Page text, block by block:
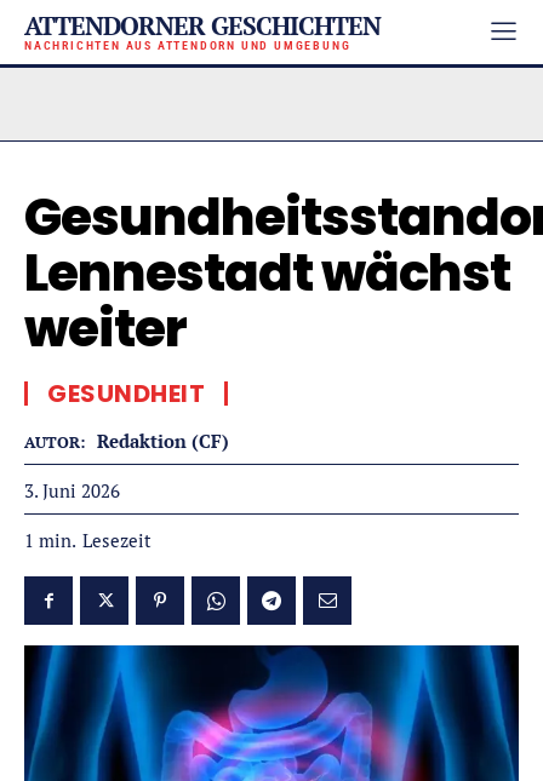
ATTENDORNER GESCHICHTEN
NACHRICHTEN AUS ATTENDORN UND UMGEBUNG
Lennestadt wächst
weiter
GESUNDHEIT
AUTOR: Redaktion (CF)
3. Juni 2026
1 min. Lesezeit